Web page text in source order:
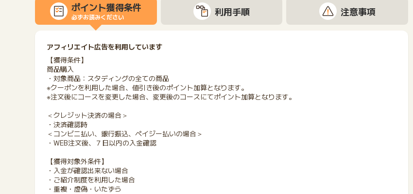
ポイント獲得条件
必ずお読みください 利用手順 注意事項
アフィリエイト広告を利用しています
【獲得条件】
商品購入
・対象商品：スタディングの全ての商品
※クーポンを利用した場合、値引き後のポイント加算となります。
※注文後にコースを変更した場合、変更後のコースにてポイント加算となります。
＜クレジット決済の場合＞
・決済確認時
＜コンビニ払い、銀行振込、ペイジー払いの場合＞
・WEB注文後、７日以内の入金確認
【獲得対象外条件】
・入金が確認出来ない場合
・ご紹介制度を利用した場合
・重複・虚偽・いたずら